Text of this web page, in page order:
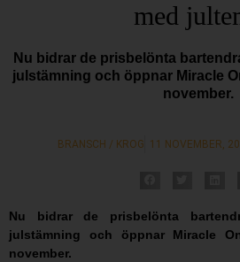
med
Nu bidrar de prisbelönta
julstämning och öppnar Miracle
november.
BRANSCH / KROG 11 NOVEMBER,
Nu bidrar de prisbelönta
julstämning och öppnar Miracle
november.